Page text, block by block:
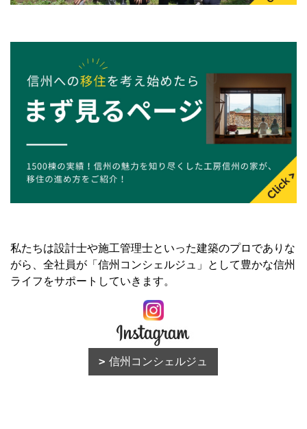
私たちは設計士や施工管理士といった建築のプロでありな
がら、全社員が「信州コンシェルジュ」として豊かな信州
ライフをサポートしていきます。
信州コンシェルジュ